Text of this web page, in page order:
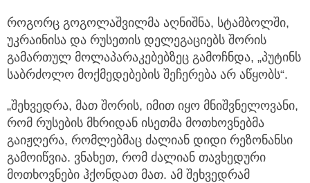
როგორც გოგოლაშვილმა აღნიშნა, სტამბოლში,
უკრაინისა და რუსეთის დელეგაციებს შორის
გამართულ მოლაპარაკებებზეც გამოჩნდა, „პუტინს
საბრძოლო მოქმედებების შეჩერება არ აწყობს“.
„შეხვედრა, მათ შორის, იმით იყო მნიშვნელოვანი,
რომ რუსების მხრიდან ისეთმა მოთხოვნებმა
გაიჟღერა, რომლებმაც ძალიან დიდი რეზონანსი
გამოიწვია. ვნახეთ, რომ ძალიან თავხედური
მოთხოვნები ჰქონდათ მათ. ამ შეხვედრამ